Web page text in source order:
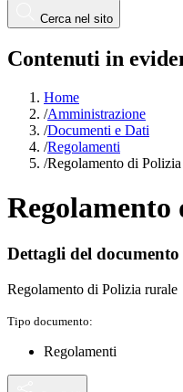
Cerca nel sito
Contenuti in
Home
/Amministrazione
/Documenti e Dati
/Regolamenti
/Regolamento di
Dettagli del documento
Regolamento di Polizia rurale
Tipo documento:
Regolamenti